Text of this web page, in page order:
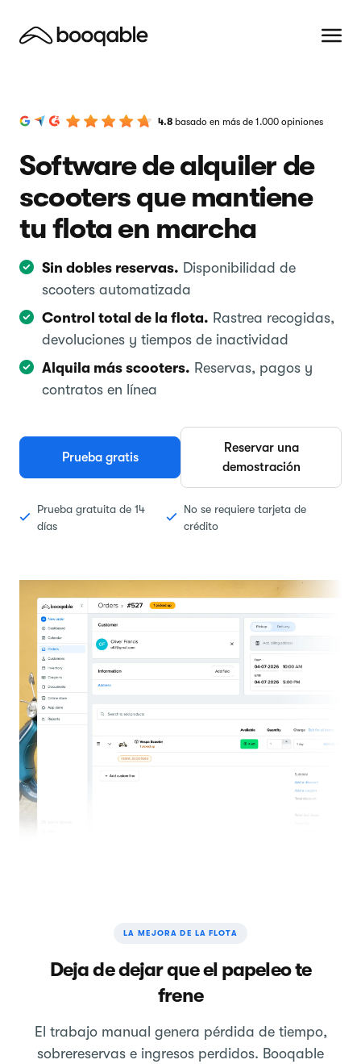
4.8 basado en más de 1.000 opiniones
Software de alquiler de
scooters que mantiene
tu flota en marcha
Sin dobles reservas. Disponibilidad de
scooters automatizada
Control total de la flota. Rastrea recogidas,
devoluciones y tiempos de inactividad
Alquila más scooters. Reservas, pagos y
contratos en línea
Prueba gratis
Reservar una
demostración
Prueba gratuita de 14
días
No se requiere tarjeta de
crédito
LA MEJORA DE LA FLOTA
Deja de dejar que el papeleo te
frene
El trabajo manual genera pérdida de tiempo,
sobrereservas e ingresos perdidos. Booqable